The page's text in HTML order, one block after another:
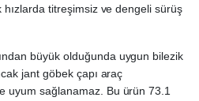
titreşimsiz ve dengeli sürüş
büyük olduğunda uygun bilezik
jant göbek çapı araç
uyum sağlanamaz. Bu ürün 73.1